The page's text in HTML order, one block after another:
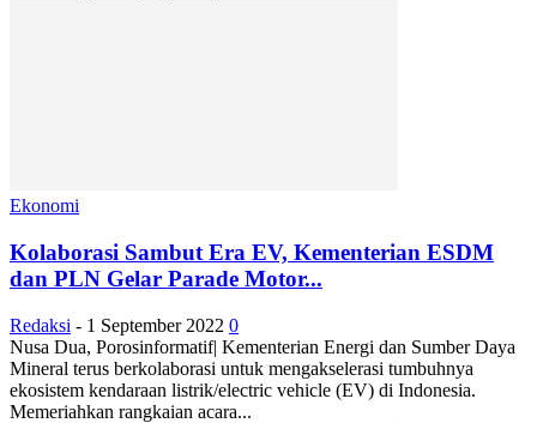
Ekonomi
Kolaborasi Sambut Era EV, Kementerian ESDM
dan PLN Gelar Parade Motor...
Redaksi - 1 September 2022 0
Nusa Dua, Porosinformatif| Kementerian Energi dan Sumber Daya
Mineral terus berkolaborasi untuk mengakselerasi tumbuhnya
ekosistem kendaraan listrik/electric vehicle (EV) di Indonesia.
Memeriahkan rangkaian acara...